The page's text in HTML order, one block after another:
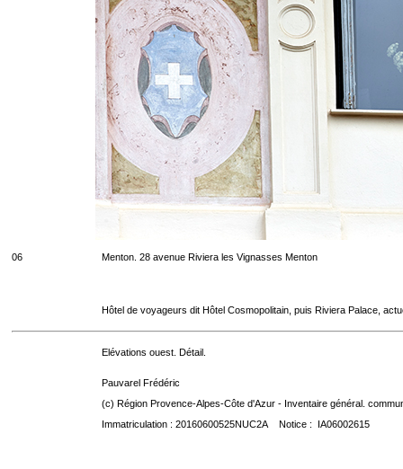
06 Menton. 28 avenue Riviera les Vignasses Menton
Hôtel de voyageurs dit Hôtel Cosmopolitain, puis Riviera Palace,
Elévations ouest. Détail.
Pauvarel Frédéric
(c) Région Provence-Alpes-Côte d'Azur - Inventaire général.
Immatriculation : 20160600525NUC2A Notice : IA06002615